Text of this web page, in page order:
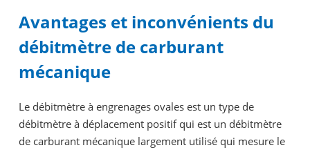
Avantages et inconvénients du
débitmètre de carburant
mécanique
Le débitmètre à engrenages ovales est un type de
débitmètre à déplacement positif qui est un débitmètre
de carburant mécanique largement utilisé qui mesure le